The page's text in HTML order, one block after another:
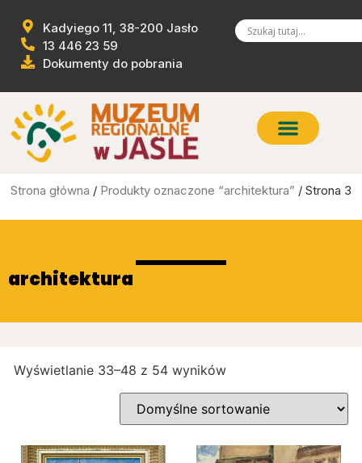
Kadyiego 11, 38-200 Jasło
13 446 23 59
Dokumenty do pobrania
Strona główna / Produkty oznaczone “architektura” / Strona 3
architektura
Wyświetlanie 33–48 z 54 wyników